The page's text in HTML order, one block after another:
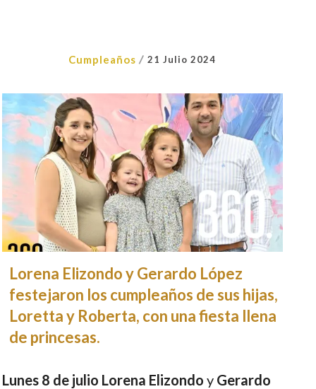
Cumpleaños / 21 Julio 2024
Lorena Elizondo y Gerardo López
festejaron los cumpleaños de sus hijas,
Loretta y Roberta, con una fiesta llena
de princesas.
Lunes 8 de julio Lorena Elizondo y Gerardo